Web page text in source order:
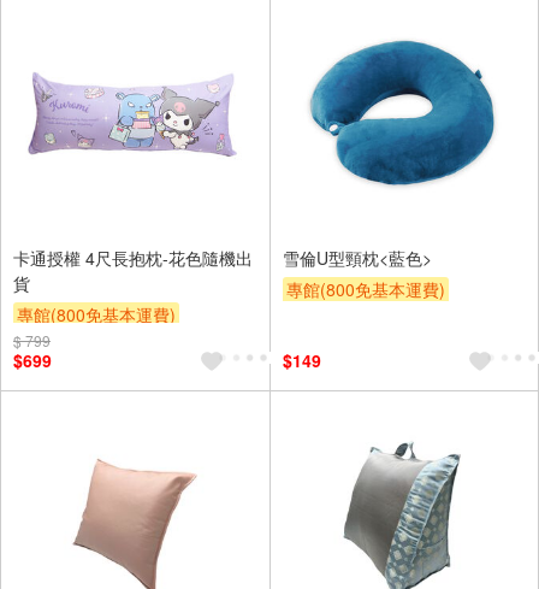
卡通授權 4尺長抱枕-花色隨機出
貨
專館(800免基本運費)
滿額9折
$ 799
$699
雪倫U型頸枕<藍色>
專館(800免基本運費)
$149